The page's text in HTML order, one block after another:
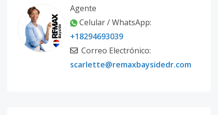
Agente
Celular / WhatsApp:
+18294693039
Correo Electrónico:
scarlette@remaxbaysidedr.com